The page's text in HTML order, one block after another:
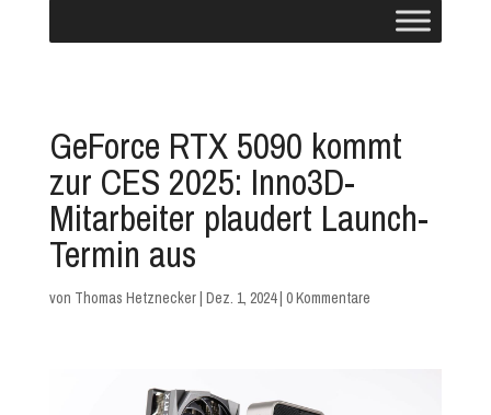
GeForce RTX 5090 kommt
zur CES 2025: Inno3D-
Mitarbeiter plaudert Launch-
Termin aus
von Thomas Hetznecker| Dez. 1, 2024| 0 Kommentare